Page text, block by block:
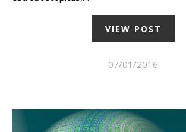
VIEW POST
07/01/2016